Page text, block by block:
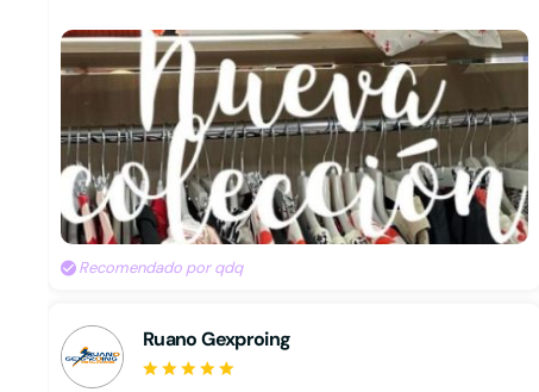
Recomendado por qdq
Ruano Gexproing